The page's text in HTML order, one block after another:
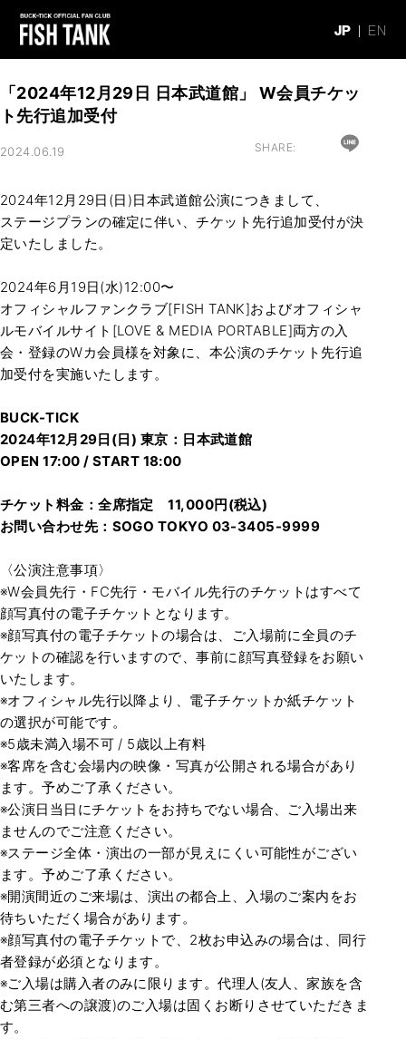
JP EN
「2024年12月29日 日本武道館」 W会員チケッ
ト先行追加受付
SHARE:
2024.06.19
2024年12月29日(日)日本武道館公演につきまして、
ステージプランの確定に伴い、チケット先行追加受付が決
定いたしました。
2024年6月19日(水)12:00〜
オフィシャルファンクラブ[FISH TANK]およびオフィシャ
ルモバイルサイト[LOVE & MEDIA PORTABLE]両方の入
会・登録のWカ会員様を対象に、本公演のチケット先行追
加受付を実施いたします。
BUCK-TICK
2024年12月29日(日) 東京：日本武道館
OPEN 17:00 / START 18:00
チケット料金：全席指定 11,000円(税込)
お問い合わせ先：SOGO TOKYO 03-3405-9999
〈公演注意事項〉
※W会員先行・FC先行・モバイル先行のチケットはすべて
顔写真付の電子チケットとなります。
※顔写真付の電子チケットの場合は、ご入場前に全員のチ
ケットの確認を行いますので、事前に顔写真登録をお願い
いたします。
※オフィシャル先行以降より、電子チケットか紙チケット
の選択が可能です。
※5歳未満入場不可 / 5歳以上有料
※客席を含む会場内の映像・写真が公開される場合があり
ます。予めご了承ください。
※公演日当日にチケットをお持ちでない場合、ご入場出来
ませんのでご注意ください。
※ステージ全体・演出の一部が見えにくい可能性がござい
ます。予めご了承ください。
※開演間近のご来場は、演出の都合上、入場のご案内をお
待ちいただく場合があります。
※顔写真付の電子チケットで、2枚お申込みの場合は、同行
者登録が必須となります。
※ご入場は購入者のみに限ります。代理人(友人、家族を含
む第三者への譲渡)のご入場は固くお断りさせていただきま
す。